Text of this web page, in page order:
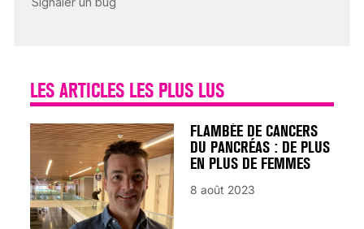
LES ARTICLES LES PLUS LUS
FLAMBÉE DE CANCERS
DU PANCRÉAS : DE PLUS
EN PLUS DE FEMMES
8 août 2023